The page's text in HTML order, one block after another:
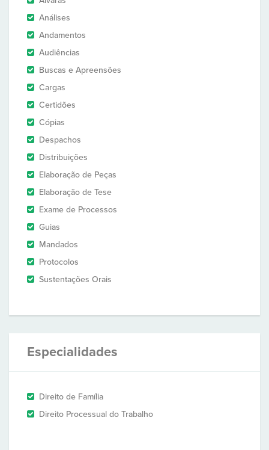
Análises
Andamentos
Audiências
Buscas e Apreensões
Cargas
Certidões
Cópias
Despachos
Distribuições
Elaboração de Peças
Elaboração de Tese
Exame de Processos
Guias
Mandados
Protocolos
Sustentações Orais
Especialidades
Direito de Família
Direito Processual do Trabalho